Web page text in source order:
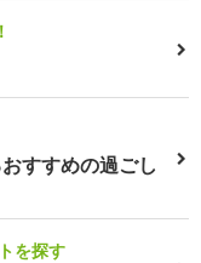
すすめの過ごし
を探す